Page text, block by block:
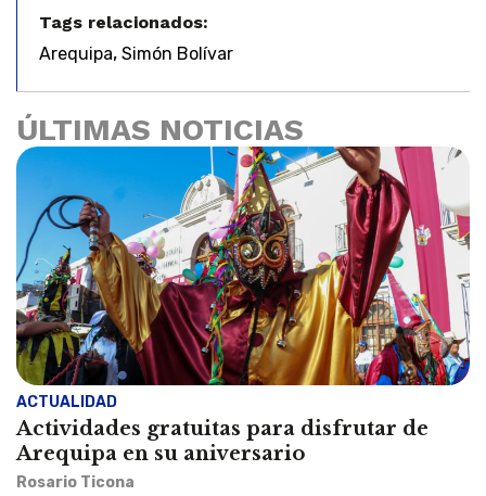
Tags relacionados:
Arequipa, Simón Bolívar
ÚLTIMAS NOTICIAS
ACTUALIDAD
Actividades gratuitas para disfrutar de
Arequipa en su aniversario
Rosario Ticona